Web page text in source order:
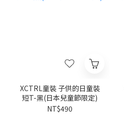
XCTRL童裝 子供的日童裝
短T-黑(日本兒童節限定)
NT$490